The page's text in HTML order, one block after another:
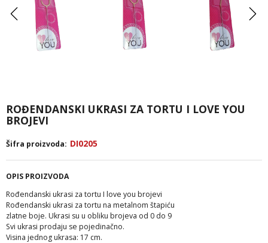
ROĐENDANSKI UKRASI ZA TORTU I LOVE YOU
BROJEVI
Šifra proizvoda: DI0205
OPIS PROIZVODA
Rođendanski ukrasi za tortu I love you brojevi
Rođendanski ukrasi za tortu na metalnom štapiću
zlatne boje. Ukrasi su u obliku brojeva od 0 do 9
Svi ukrasi prodaju se pojedinačno.
Visina jednog ukrasa: 17 cm.